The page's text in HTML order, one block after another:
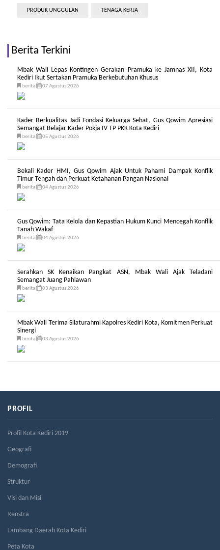
PRODUK UNGGULAN TENAGA KERJA
Berita Terkini
Mbak Wali Lepas Kontingen Gerakan Pramuka ke Jamnas XII, Kota
Kediri Ikut Sertakan Pramuka Berkebutuhan Khusus
berita 07 Agustus 2026
Kader Berkualitas Jadi Fondasi Keluarga Sehat, Gus Qowim Apresiasi
Semangat Belajar Kader Pokja IV TP PKK Kota Kediri
berita 05 Agustus 2026
Bekali Kader HMI, Gus Qowim Ajak Untuk Pahami Dampak Konflik
Timur Tengah dan Perkuat Ketahanan Pangan Nasional
berita 04 Agustus 2026
Gus Qowim: Tata Kelola dan Kepastian Hukum Kunci Mencegah Konflik
Tanah Wakaf
berita 04 Agustus 2026
Serahkan SK Kenaikan Pangkat ASN, Mbak Wali Ajak Teladani
Semangat Juang Pahlawan
berita 03 Agustus 2026
Mbak Wali Terima Silaturahmi Kapolres Kediri Kota, Komitmen Perkuat
Sinergi
berita 03 Agustus 2026
PROFIL
Profil Kota Kediri 2019
Geografi
Demografi
Struktur
Visi dan Misi
Renstra
Lambang Daerah Kota Kediri
Peta Kota